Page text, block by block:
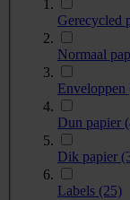
Gerecycled
Normaal
Enveloppen
Dun papier
Dik papier
Labels (25)